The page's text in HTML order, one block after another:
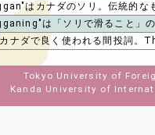
はカナダのソリ。伝統的な
は「ソリで滑ること」の
ナダで良く使われる間投詞。
Tokyo University of
Kanda University of